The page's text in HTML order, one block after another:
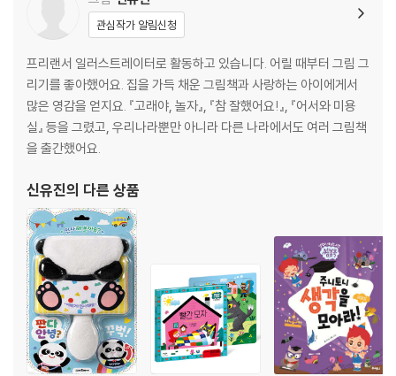
관심작가 알림신청
프리랜서 일러스트레이터로 활동하고 있습니다. 어릴 때부터 그림 그
리기를 좋아했어요. 집을 가득 채운 그림책과 사랑하는 아이에게서
많은 영감을 얻지요. 『고래야, 놀자』, 『참 잘했어요!』, 『어서와 미용
실』 등을 그렸고, 우리나라뿐만 아니라 다른 나라에서도 여러 그림책
을 출간했어요.
신유진의 다른 상품